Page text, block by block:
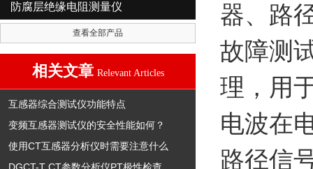
防腐层绝缘电阻测量仪
查看全部产品
相关文章 Relevant Articles
互感器综合测试仪功能特点
变频互感器测试仪的安全性能如何？
使用CT互感器分析仪时需要注意什么
器、路
故障测
理，用
电波在
路径信